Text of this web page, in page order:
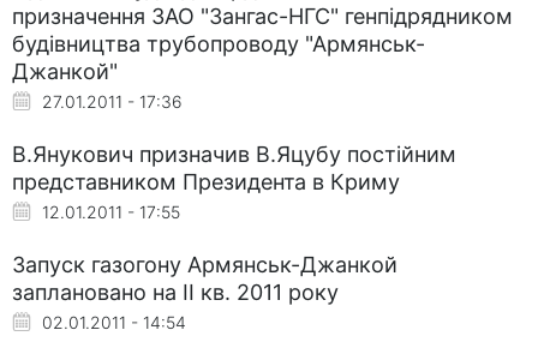
призначення ЗАО "Зангас-НГС" генпідрядником
будівництва трубопроводу "Армянськ-
Джанкой"
27.01.2011 - 17:36
В.Янукович призначив В.Яцубу постійним
представником Президента в Криму
12.01.2011 - 17:55
Запуск газогону Армянськ-Джанкой
заплановано на II кв. 2011 року
02.01.2011 - 14:54